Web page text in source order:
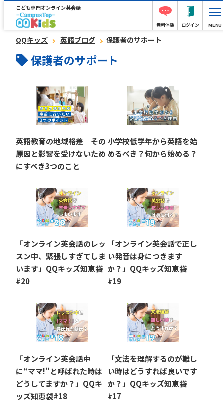
こども専門オンライン英会話
無料体験 ログイン MENU
QQキッズ 英語ブログ 保護者のサポート
保護者のサポート
英語教育の地域格差 その
原因と影響を受けないため
にすべき3つのこと
小学校低学年から英語を始
めるべき？何から始める？
「オンライン英会話のレッ
スン中、緊張しすぎてしま
います」QQキッズ知恵袋
#20
「オンライン英会話で正し
い発音は身につきます
か？」QQキッズ知恵袋
#19
「オンライン英会話中
に“ママ!”と呼ばれた時は
どうしてますか？」QQキ
ッズ知恵袋#18
「文法を理解するのが難し
い時はどうすれば良いです
か？」QQキッズ知恵袋
#17